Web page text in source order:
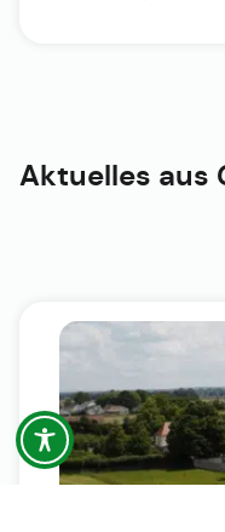
Aktuelles aus